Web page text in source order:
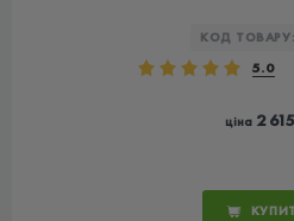
КОД
5.0
ціна2